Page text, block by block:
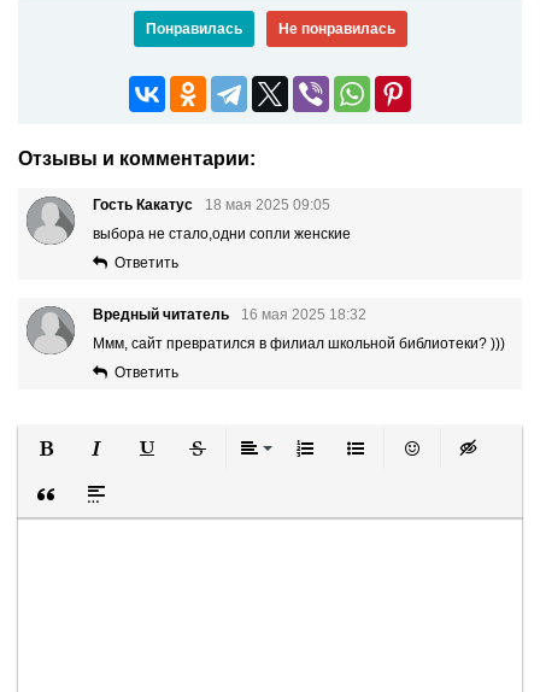
Понравилась Не понравилась
Отзывы и комментарии:
Гость Какатус
18 мая 2025 09:05
выбора не стало,одни сопли женские
Ответить
Вредный читатель
16 мая 2025 18:32
Ммм, сайт превратился в филиал школьной библиотеки? )))
Ответить
Вставка цитаты
Вставка спойлера